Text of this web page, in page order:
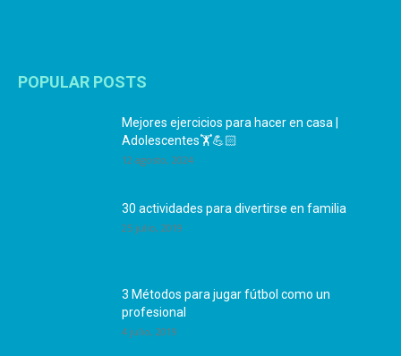
POPULAR POSTS
Mejores ejercicios para hacer en casa |
Adolescentes🏋️💪🏻
12 agosto, 2024
30 actividades para divertirse en familia
25 julio, 2019
3 Métodos para jugar fútbol como un
profesional
4 julio, 2019